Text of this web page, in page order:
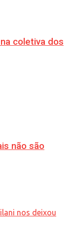
coletiva dos
não são